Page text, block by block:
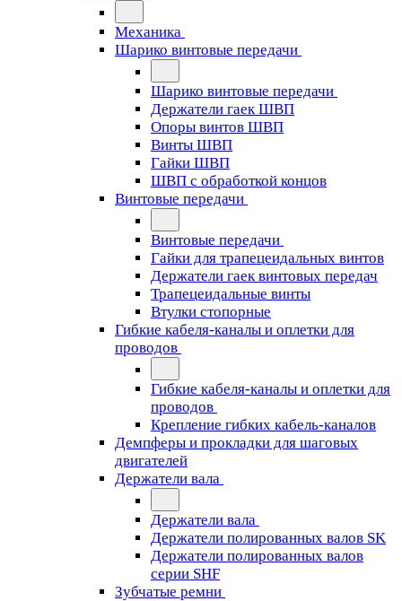
Механика
Шарико винтовые передачи
Шарико винтовые передачи
Держатели гаек ШВП
Опоры винтов ШВП
Винты ШВП
Гайки ШВП
ШВП с обработкой концов
Винтовые передачи
Винтовые передачи
Гайки для трапецеидальных винтов
Держатели гаек винтовых передач
Трапецеидальные винты
Втулки стопорные
Гибкие кабеля-каналы и оплетки для
проводов
Гибкие кабеля-каналы и оплетки для
проводов
Крепление гибких кабель-каналов
Демпферы и прокладки для шаговых
двигателей
Держатели вала
Держатели вала
Держатели полированных валов SK
Держатели полированных валов
серии SHF
Зубчатые ремни